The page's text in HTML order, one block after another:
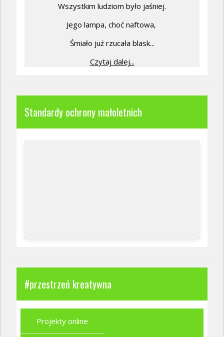
Wszystkim ludziom było jaśniej.
Jego lampa, choć naftowa,
Śmiało już rzucała blask...
Czytaj dalej...
Standardy ochrony małoletnich
#przestrzeń kreatywna
Projekty online